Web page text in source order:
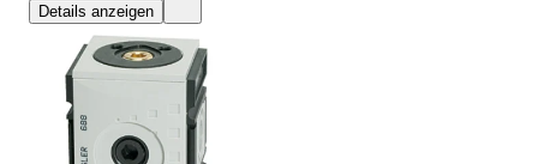
Details anzeigen